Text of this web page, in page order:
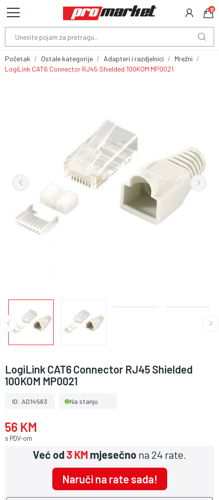
0
Početak Ostale kategorije Adapteri i razdjelnici
Mrežni
LogiLink CAT6 Connector RJ45 Shielded 100KOM MP0021
LogiLink CAT6 Connector RJ45 Shielded
100KOM MP0021
ID: AD14563 Na stanju
56 KM
s PDV-om
Već od3 KM mjesečno na 24 rate.
Naruči na rate sada!